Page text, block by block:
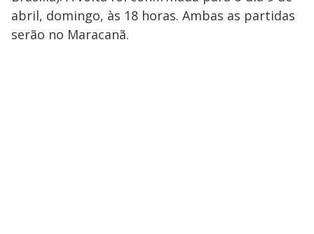
abril, domingo, às 18 horas. Ambas as partidas
serão no Maracanã.